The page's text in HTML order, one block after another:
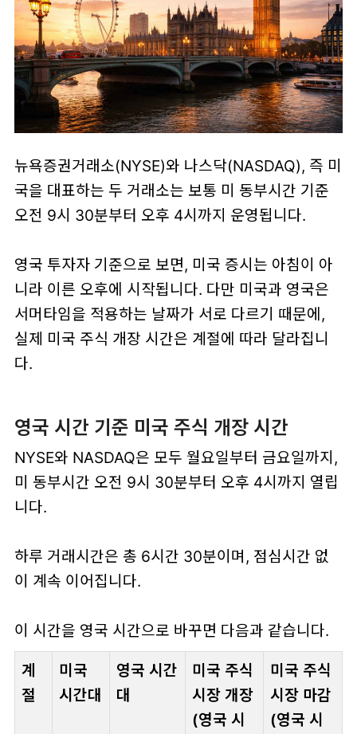
뉴욕증권거래소(NYSE)와 나스닥(NASDAQ), 즉 미
국을 대표하는 두 거래소는 보통 미 동부시간 기준
오전 9시 30분부터 오후 4시까지 운영됩니다.
영국 투자자 기준으로 보면, 미국 증시는 아침이 아
니라 이른 오후에 시작됩니다. 다만 미국과 영국은
서머타임을 적용하는 날짜가 서로 다르기 때문에,
실제 미국 주식 개장 시간은 계절에 따라 달라집니
다.
영국 시간 기준 미국 주식 개장 시간
NYSE와 NASDAQ은 모두 월요일부터 금요일까지,
미 동부시간 오전 9시 30분부터 오후 4시까지 열립
니다.
하루 거래시간은 총 6시간 30분이며, 점심시간 없
이 계속 이어집니다.
이 시간을 영국 시간으로 바꾸면 다음과 같습니다.
계
절
미국
시간대
영국 시간
대
미국 주식
시장 개장
(영국 시
미국 주식
시장 마감
(영국 시